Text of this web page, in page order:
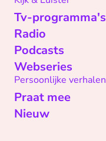
Tv-programma's
Radio
Podcasts
Webseries
Persoonlijke verhalen
Praat mee
Nieuw